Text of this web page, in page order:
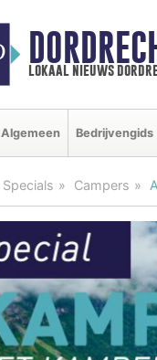
lokaal nieuws
Algemeen Bedrijvengids
Specials Campers